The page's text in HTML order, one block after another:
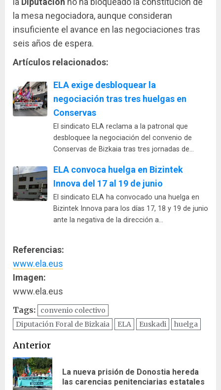
la mesa negociadora, aunque consideran
insuficiente el avance en las negociaciones tras
seis años de espera.
Artículos relacionados:
ELA exige desbloquear la
negociación tras tres huelgas en
Conservas
El sindicato ELA reclama a la patronal que
desbloquee la negociación del convenio de
Conservas de Bizkaia tras tres jornadas de…
ELA convoca huelga en Bizintek
Innova del 17 al 19 de junio
El sindicato ELA ha convocado una huelga en
Bizintek Innova para los días 17, 18 y 19 de junio
ante la negativa de la dirección a…
Referencias:
www.ela.eus
Imagen:
www.ela.eus
Tags:
convenio colectivo
Diputación Foral de Bizkaia
ELA Euskadi huelga
Navegación
de
entradas
Anterior
La nueva prisión de Donostia hereda
las carencias penitenciarias estatales